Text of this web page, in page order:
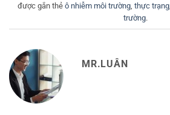
được gắn thẻ ô nhiễm môi trường, thực trạng,
trường.
MR.LUÂN